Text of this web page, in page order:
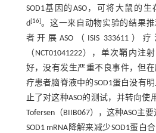
SOD1基因的ASO，可将大鼠的
d[16]。这一来自动物实验的结果推
者开展ASO（ISIS 333611
（NCT01041222），单次鞘内注
好，没有发生严重不良事件，但
疗患者脑脊液中的SOD1蛋白没有
止了对这种ASO的测试，并转向使
Tofersen（BIIB067），这种ASO主
SOD1 mRNA降解来减少SOD1蛋白